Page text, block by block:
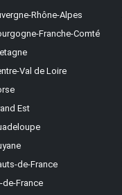
Rhône-Alpes
Franche-Comté
Val de Loire
Est
de-France
de-France